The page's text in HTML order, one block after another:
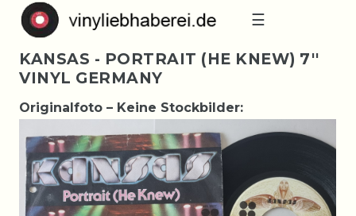
☰
KANSAS - PORTRAIT (HE KNEW) 7''
VINYL GERMANY
Originalfoto – Keine Stockbilder: